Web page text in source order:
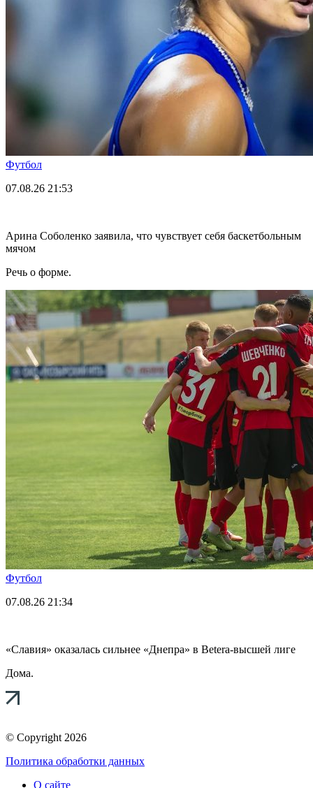
Футбол
07.08.26 21:53
Арина Соболенко заявила, что чувствует себя баскетбольным
мячом
Речь о форме.
Футбол
07.08.26 21:34
«Славия» оказалась сильнее «Днепра» в Betera-высшей лиге
Дома.
© Copyright 2026
Политика обработки данных
О сайте